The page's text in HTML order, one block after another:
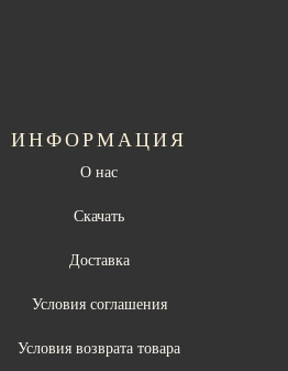
ИНФОРМАЦИЯ
О нас
Скачать
Доставка
Условия соглашения
Условия возврата товара